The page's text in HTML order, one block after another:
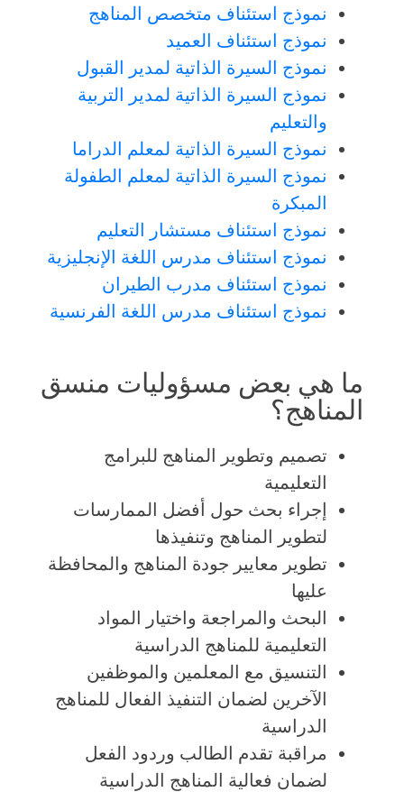
نموذج استئناف متخصص المناهج
نموذج استئناف العميد
نموذج السيرة الذاتية لمدير القبول
نموذج السيرة الذاتية لمدير التربية
والتعليم
نموذج السيرة الذاتية لمعلم الدراما
نموذج السيرة الذاتية لمعلم الطفولة
المبكرة
نموذج استئناف مستشار التعليم
نموذج استئناف مدرس اللغة الإنجليزية
نموذج استئناف مدرب الطيران
نموذج استئناف مدرس اللغة الفرنسية
ما هي بعض مسؤوليات منسق
المناهج؟
تصميم وتطوير المناهج للبرامج
التعليمية
إجراء بحث حول أفضل الممارسات
لتطوير المناهج وتنفيذها
تطوير معايير جودة المناهج والمحافظة
عليها
البحث والمراجعة واختيار المواد
التعليمية للمناهج الدراسية
التنسيق مع المعلمين والموظفين
الآخرين لضمان التنفيذ الفعال للمناهج
الدراسية
مراقبة تقدم الطالب وردود الفعل
لضمان فعالية المناهج الدراسية